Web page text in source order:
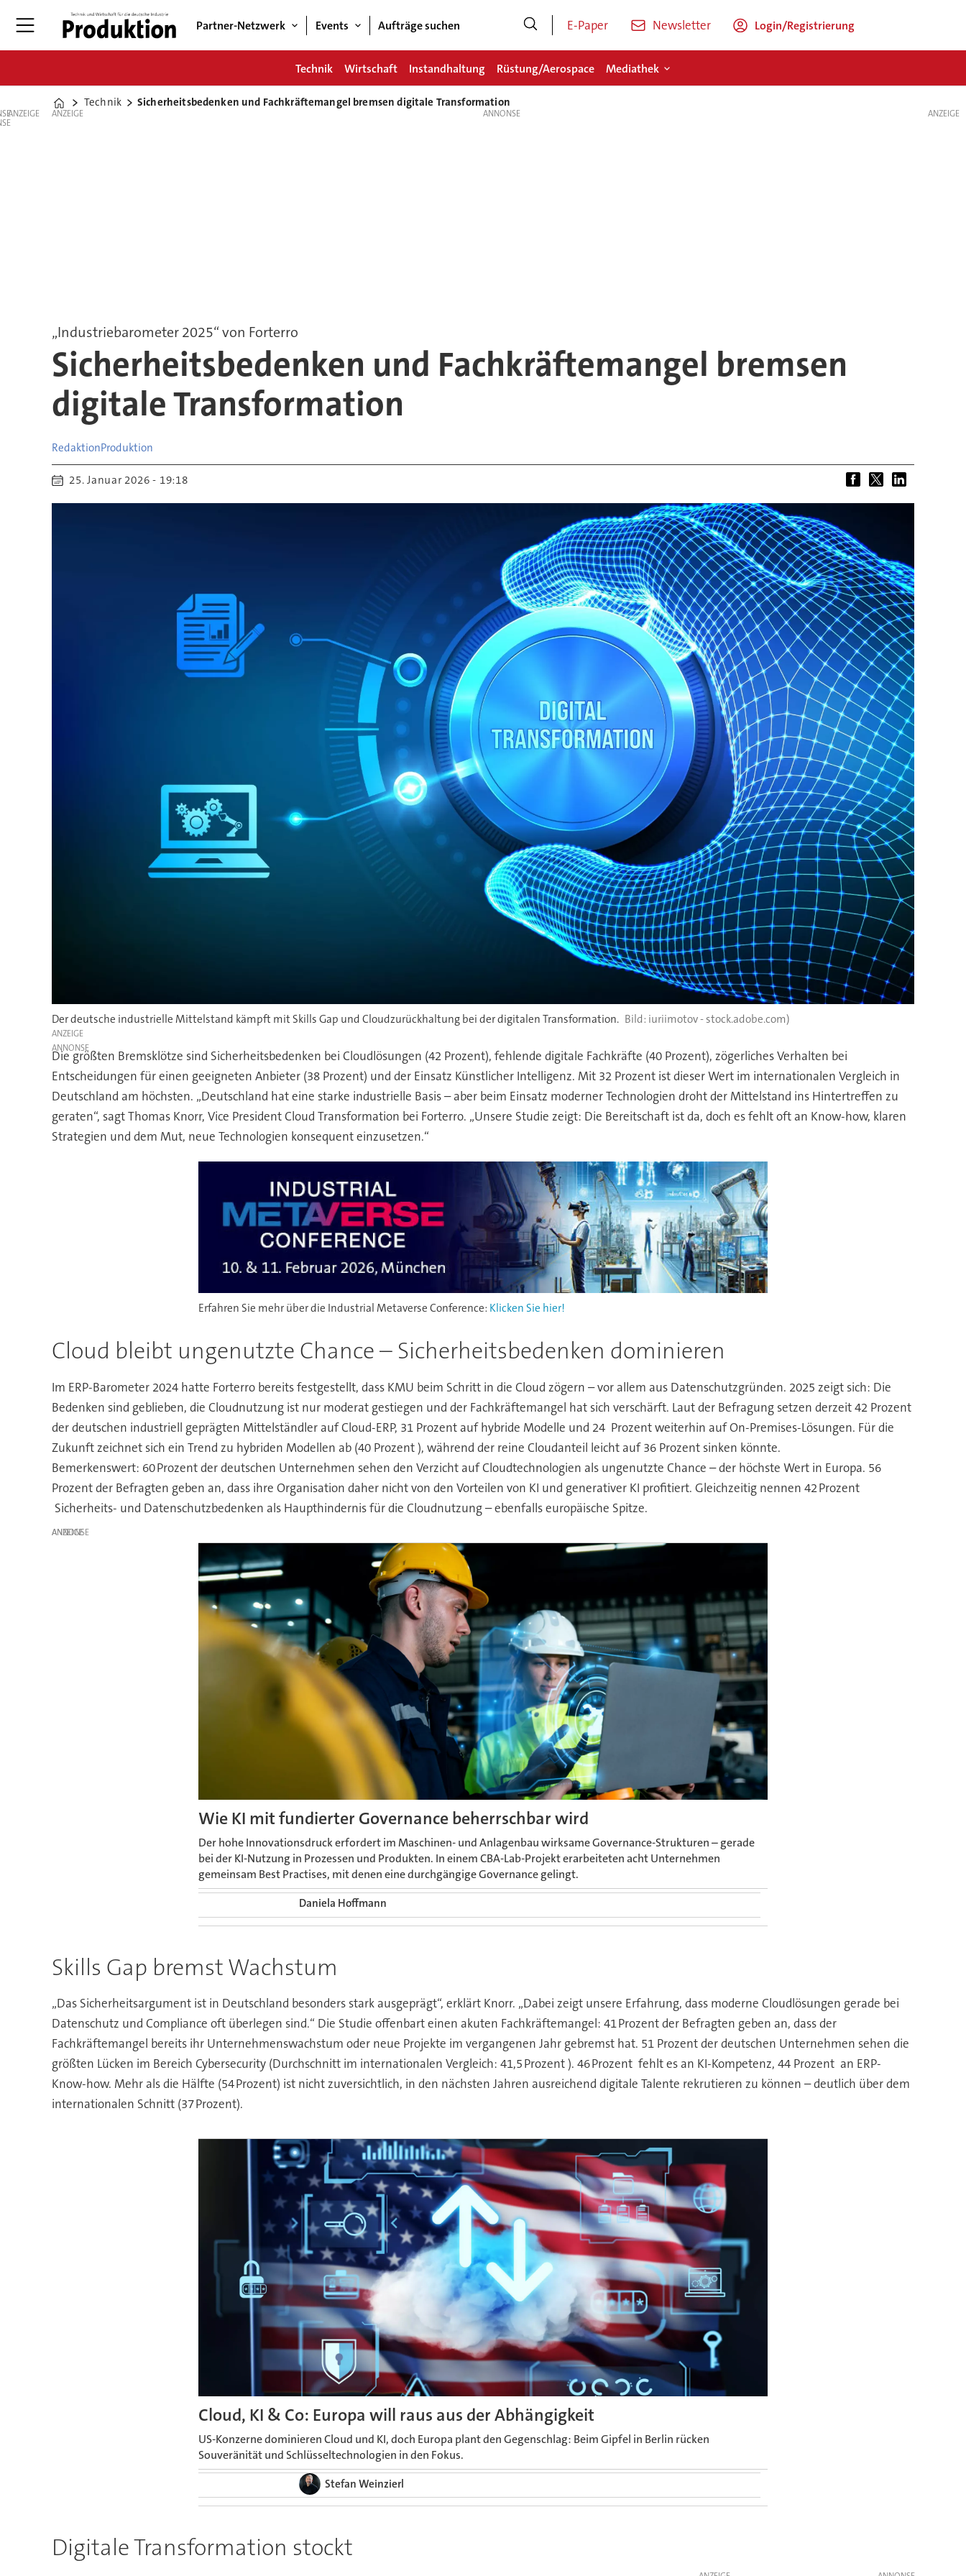
Partner-Netzwerk Events Aufträge suchen E-Paper Newsletter Login/Registrierung
Technik Wirtschaft Instandhaltung Rüstung/Aerospace Mediathek
Home
Technik Sicherheitsbedenken und Fachkräftemangel bremsen digitale Transformation
ANZEIGE ANZEIGE
„Industriebarometer 2025“ von Forterro
Sicherheitsbedenken und Fachkräftemangel bremsen
digitale Transformation
RedaktionProduktion
25. Januar 2026 - 19:18
Der deutsche industrielle Mittelstand kämpft mit Skills Gap und Cloudzurückhaltung bei der digitalen Transformation. iuriimotov - stock.adobe.com)
ANZEIGE
Die größten Bremsklötze sind Sicherheitsbedenken bei Cloudlösungen (42 Prozent), fehlende digitale Fachkräfte (40 Prozent), zögerliches Verhalten bei
Entscheidungen für einen geeigneten Anbieter (38 Prozent) und der Einsatz Künstlicher Intelligenz. Mit 32 Prozent ist dieser Wert im internationalen Vergleich in
Deutschland am höchsten. „Deutschland hat eine starke industrielle Basis – aber beim Einsatz moderner Technologien droht der Mittelstand ins Hintertreffen zu
geraten“, sagt Thomas Knorr, Vice President Cloud Transformation bei Forterro. „Unsere Studie zeigt: Die Bereitschaft ist da, doch es fehlt oft an Know-how, klaren
Strategien und dem Mut, neue Technologien konsequent einzusetzen.“
Erfahren Sie mehr über die Industrial Metaverse Conference: Klicken Sie hier!
Cloud bleibt ungenutzte Chance – Sicherheitsbedenken dominieren
Im ERP-Barometer 2024 hatte Forterro bereits festgestellt, dass KMU beim Schritt in die Cloud zögern – vor allem aus Datenschutzgründen. 2025 zeigt sich: Die
Bedenken sind geblieben, die Cloudnutzung ist nur moderat gestiegen und der Fachkräftemangel hat sich verschärft. Laut der Befragung setzen derzeit 42 Prozent
der deutschen industriell geprägten Mittelständler auf Cloud-ERP, 31 Prozent auf hybride Modelle und 24 Prozent weiterhin auf On-Premises-Lösungen. Für die
Zukunft zeichnet sich ein Trend zu hybriden Modellen ab (40 Prozent ), während der reine Cloudanteil leicht auf 36 Prozent sinken könnte.
Bemerkenswert: 60 Prozent der deutschen Unternehmen sehen den Verzicht auf Cloudtechnologien als ungenutzte Chance – der höchste Wert in Europa. 56
Prozent der Befragten geben an, dass ihre Organisation daher nicht von den Vorteilen von KI und generativer KI profitiert. Gleichzeitig nennen 42 Prozent
Sicherheits- und Datenschutzbedenken als Haupthindernis für die Cloudnutzung – ebenfalls europäische Spitze.
ANZEIGE
Wie KI mit fundierter Governance beherrschbar wird
Der hohe Innovationsdruck erfordert im Maschinen- und Anlagenbau wirksame Governance-Strukturen – gerade
bei der KI-Nutzung in Prozessen und Produkten. In einem CBA-Lab-Projekt erarbeiteten acht Unternehmen
gemeinsam Best Practises, mit denen eine durchgängige Governance gelingt.
Daniela Hoffmann
Skills Gap bremst Wachstum
„Das Sicherheitsargument ist in Deutschland besonders stark ausgeprägt“, erklärt Knorr. „Dabei zeigt unsere Erfahrung, dass moderne Cloudlösungen gerade bei
Datenschutz und Compliance oft überlegen sind.“ Die Studie offenbart einen akuten Fachkräftemangel: 41 Prozent der Befragten geben an, dass der
Fachkräftemangel bereits ihr Unternehmenswachstum oder neue Projekte im vergangenen Jahr gebremst hat. 51 Prozent der deutschen Unternehmen sehen die
größten Lücken im Bereich Cybersecurity (Durchschnitt im internationalen Vergleich: 41,5 Prozent ). 46 Prozent fehlt es an KI-Kompetenz, 44 Prozent an ERP-
Know-how. Mehr als die Hälfte (54 Prozent) ist nicht zuversichtlich, in den nächsten Jahren ausreichend digitale Talente rekrutieren zu können – deutlich über dem
internationalen Schnitt (37 Prozent).
Cloud, KI & Co: Europa will raus aus der Abhängigkeit
US-Konzerne dominieren Cloud und KI, doch Europa plant den Gegenschlag: Beim Gipfel in Berlin rücken
Souveränität und Schlüsseltechnologien in den Fokus.
Stefan Weinzierl
Digitale Transformation stockt
ANZEIGE